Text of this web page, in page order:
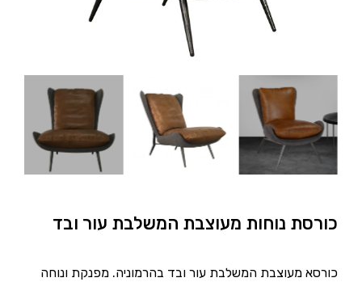
כורסת נוחות מעוצבת המשלבת עור ובד
כורסא מעוצבת המשלבת עור ובד בהרמוניה. מפנקת ונוחה